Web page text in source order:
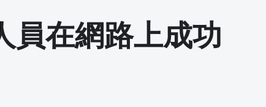
員在網路上成功